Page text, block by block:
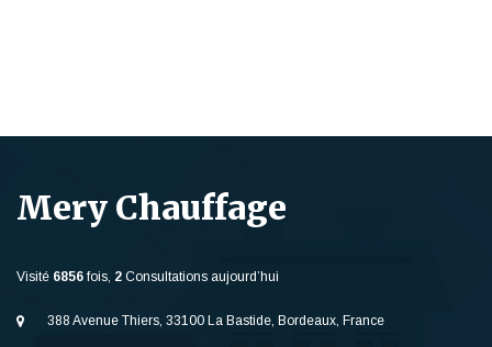
Mery Chauffage
Visité 6856 fois, 2 Consultations aujourd’hui
388 Avenue Thiers, 33100 La Bastide, Bordeaux, France